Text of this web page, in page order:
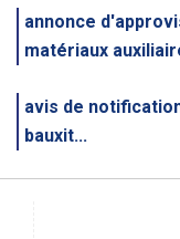
annonce
matériaux
avis de
bauxit...